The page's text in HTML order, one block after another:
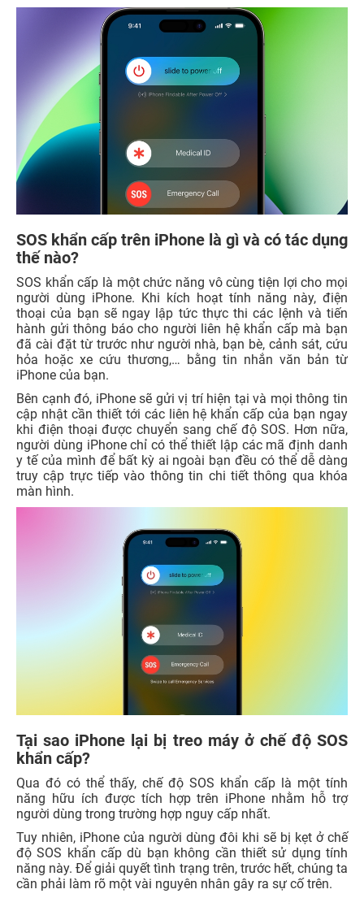
SOS khẩn cấp trên iPhone là gì và có tác dụng
thế nào?
SOS khẩn cấp là một chức năng vô cùng tiện lợi cho mọi
người dùng iPhone. Khi kích hoạt tính năng này, điện
thoại của bạn sẽ ngay lập tức thực thi các lệnh và tiến
hành gửi thông báo cho người liên hệ khẩn cấp mà bạn
đã cài đặt từ trước như người nhà, bạn bè, cảnh sát, cứu
hỏa hoặc xe cứu thương,… bằng tin nhắn văn bản từ
iPhone của bạn.
Bên cạnh đó, iPhone sẽ gửi vị trí hiện tại và mọi thông tin
cập nhật cần thiết tới các liên hệ khẩn cấp của bạn ngay
khi điện thoại được chuyển sang chế độ SOS. Hơn nữa,
người dùng iPhone chỉ có thể thiết lập các mã định danh
y tế của mình để bất kỳ ai ngoài bạn đều có thể dễ dàng
truy cập trực tiếp vào thông tin chi tiết thông qua khóa
màn hình.
Tại sao iPhone lại bị treo máy ở chế độ SOS
khẩn cấp?
Qua đó có thể thấy, chế độ SOS khẩn cấp là một tính
năng hữu ích được tích hợp trên iPhone nhằm hỗ trợ
người dùng trong trường hợp nguy cấp nhất.
Tuy nhiên, iPhone của người dùng đôi khi sẽ bị kẹt ở chế
độ SOS khẩn cấp dù bạn không cần thiết sử dụng tính
năng này. Để giải quyết tình trạng trên, trước hết, chúng ta
cần phải làm rõ một vài nguyên nhân gây ra sự cố trên.